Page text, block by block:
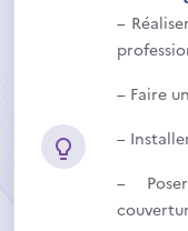
–
– Faire
–
–